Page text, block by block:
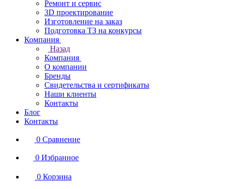
Ремонт и сервис
3D проектирование
Изготовление на заказ
Подготовка ТЗ на конкурсы
Компания
Назад
Компания
О компании
Бренды
Свидетельства и сертификаты
Наши клиенты
Контакты
Блог
Контакты
0 Сравнение
0 Избранное
0 Корзина